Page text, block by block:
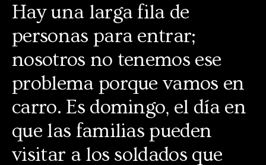
Hay una larga fila de
personas para entrar;
nosotros no tenemos ese
problema porque vamos en
carro. Es domingo, el día en
que las familias pueden
visitar a los soldados que